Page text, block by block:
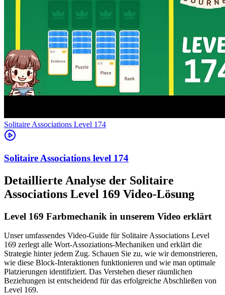
Level 174
174
Detaillierte Analyse der Solitaire
Associations Level 169 Video-Lösung
Level 169 Farbmechanik in unserem Video erklärt
Unser umfassendes Video-Guide für Solitaire Associations Level
169 zerlegt alle Wort-Assoziations-Mechaniken und erklärt die
Strategie hinter jedem Zug. Schauen Sie zu, wie wir demonstrieren,
wie diese Block-Interaktionen funktionieren und wie man optimale
Platzierungen identifiziert. Das Verstehen dieser räumlichen
Beziehungen ist entscheidend für das erfolgreiche Abschließen von
Level 169.